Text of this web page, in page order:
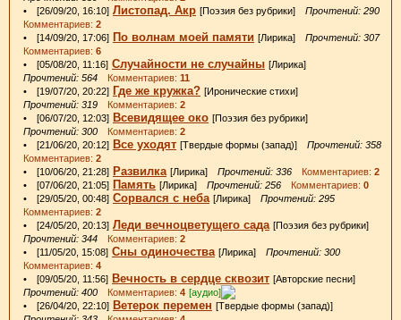
• [26/09/20, 16:10] Листопад. Акр [Поэзия без рубрики] Прочтений: 290
Комментариев: 2
• [14/09/20, 17:06] По волнам моей памяти [Лирика] Прочтений: 307
Комментариев: 6
• [05/08/20, 11:16] Случайности не случайны [Лирика]
Прочтений: 564 Комментариев: 11
• [19/07/20, 20:22] Где же кружка? [Иронические стихи]
Прочтений: 319 Комментариев: 2
• [06/07/20, 12:03] Всевидящее око [Поэзия без рубрики]
Прочтений: 300 Комментариев: 2
• [21/06/20, 20:12] Все уходят [Твердые формы (запад)] Прочтений: 358
Комментариев: 2
• [10/06/20, 21:28] Развилка [Лирика] Прочтений: 336 Комментариев: 2
• [07/06/20, 21:05] Память [Лирика] Прочтений: 256 Комментариев: 0
• [29/05/20, 00:48] Сорвался с неба [Лирика] Прочтений: 295
Комментариев: 2
• [24/05/20, 20:13] Леди вечноцветущего сада [Поэзия без рубрики]
Прочтений: 344 Комментариев: 2
• [11/05/20, 15:08] Сны одиночества [Лирика] Прочтений: 300
Комментариев: 4
• [09/05/20, 11:56] Вечность в сердце сквозит [Авторские песни]
Прочтений: 400 Комментариев: 4 [аудио]
• [26/04/20, 22:10] Ветерок перемен [Твердые формы (запад)]